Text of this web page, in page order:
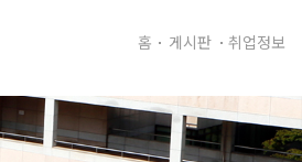
홈 게시판 취업정보